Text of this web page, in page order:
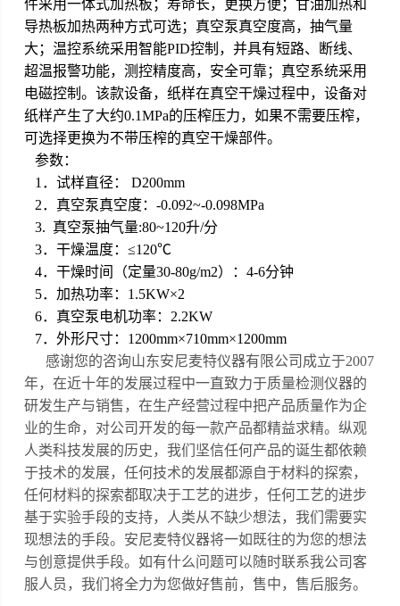
件采用一体式加热板；寿命长，更换方便；甘油加热和
导热板加热两种方式可选；真空泵真空度高，抽气量
大；温控系统采用智能PID控制，并具有短路、断线、
超温报警功能，测控精度高，安全可靠；真空系统采用
电磁控制。该款设备，纸样在真空干燥过程中，设备对
纸样产生了大约0.1MPa的压榨压力，如果不需要压榨，
可选择更换为不带压榨的真空干燥部件。
参数：
1．试样直径： D200mm
2．真空泵真空度：-0.092~-0.098MPa
3. 真空泵抽气量:80~120升/分
3．干燥温度：≤120℃
4．干燥时间（定量30-80g/m2）：4-6分钟
5．加热功率：1.5KW×2
6．真空泵电机功率：2.2KW
7．外形尺寸：1200mm×710mm×1200mm
感谢您的咨询山东安尼麦特仪器有限公司成立于2007
年，在近十年的发展过程中一直致力于质量检测仪器的
研发生产与销售，在生产经营过程中把产品质量作为企
业的生命，对公司开发的每一款产品都精益求精。纵观
人类科技发展的历史，我们坚信任何产品的诞生都依赖
于技术的发展，任何技术的发展都源自于材料的探索，
任何材料的探索都取决于工艺的进步，任何工艺的进步
基于实验手段的支持，人类从不缺少想法，我们需要实
现想法的手段。安尼麦特仪器将一如既往的为您的想法
与创意提供手段。如有什么问题可以随时联系我公司客
服人员，我们将全力为您做好售前，售中，售后服务。